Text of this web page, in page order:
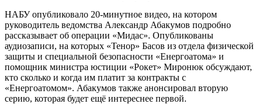
НАБУ опубликовало 20-минутное видео, на котором
руководитель ведомства Александр Абакумов подробно
рассказывает об операции «Мидас». Опубликованы
аудиозаписи, на которых «Тенор» Басов из отдела физической
защиты и специальной безопасности «Енергоатома» и
помощник министра юстиции «Рокет» Миронюк обсуждают,
кто сколько и когда им платит за контракты с
«Енергоатомом». Абакумов также анонсировал вторую
серию, которая будет ещё интереснее первой.